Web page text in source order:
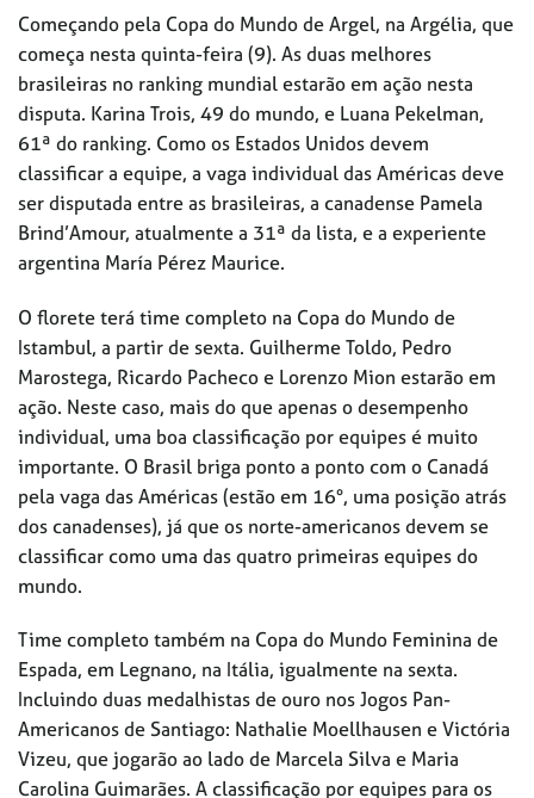
Começando pela Copa do Mundo de Argel, na Argélia, que
começa nesta quinta-feira (9). As duas melhores
brasileiras no ranking mundial estarão em ação nesta
disputa. Karina Trois, 49 do mundo, e Luana Pekelman,
61ª do ranking. Como os Estados Unidos devem
classificar a equipe, a vaga individual das Américas deve
ser disputada entre as brasileiras, a canadense Pamela
Brind’Amour, atualmente a 31ª da lista, e a experiente
argentina María Pérez Maurice.
O florete terá time completo na Copa do Mundo de
Istambul, a partir de sexta. Guilherme Toldo, Pedro
Marostega, Ricardo Pacheco e Lorenzo Mion estarão em
ação. Neste caso, mais do que apenas o desempenho
individual, uma boa classificação por equipes é muito
importante. O Brasil briga ponto a ponto com o Canadá
pela vaga das Américas (estão em 16°, uma posição atrás
dos canadenses), já que os norte-americanos devem se
classificar como uma das quatro primeiras equipes do
mundo.
Time completo também na Copa do Mundo Feminina de
Espada, em Legnano, na Itália, igualmente na sexta.
Incluindo duas medalhistas de ouro nos Jogos Pan-
Americanos de Santiago: Nathalie Moellhausen e Victória
Vizeu, que jogarão ao lado de Marcela Silva e Maria
Carolina Guimarães. A classificação por equipes para os